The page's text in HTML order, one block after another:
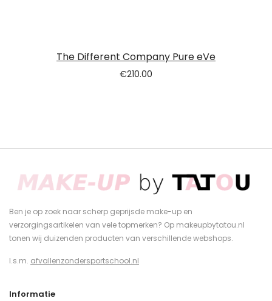
The Different Company Pure eVe
€210.00
Ben je op zoek naar scherp geprijsde make-up en
verzorgingsartikelen van vele topmerken? Op makeupbytatou.nl
tonen wij duizenden producten van verschillende webshops.
I.s.m. afvallenzondersportschool.nl
Informatie